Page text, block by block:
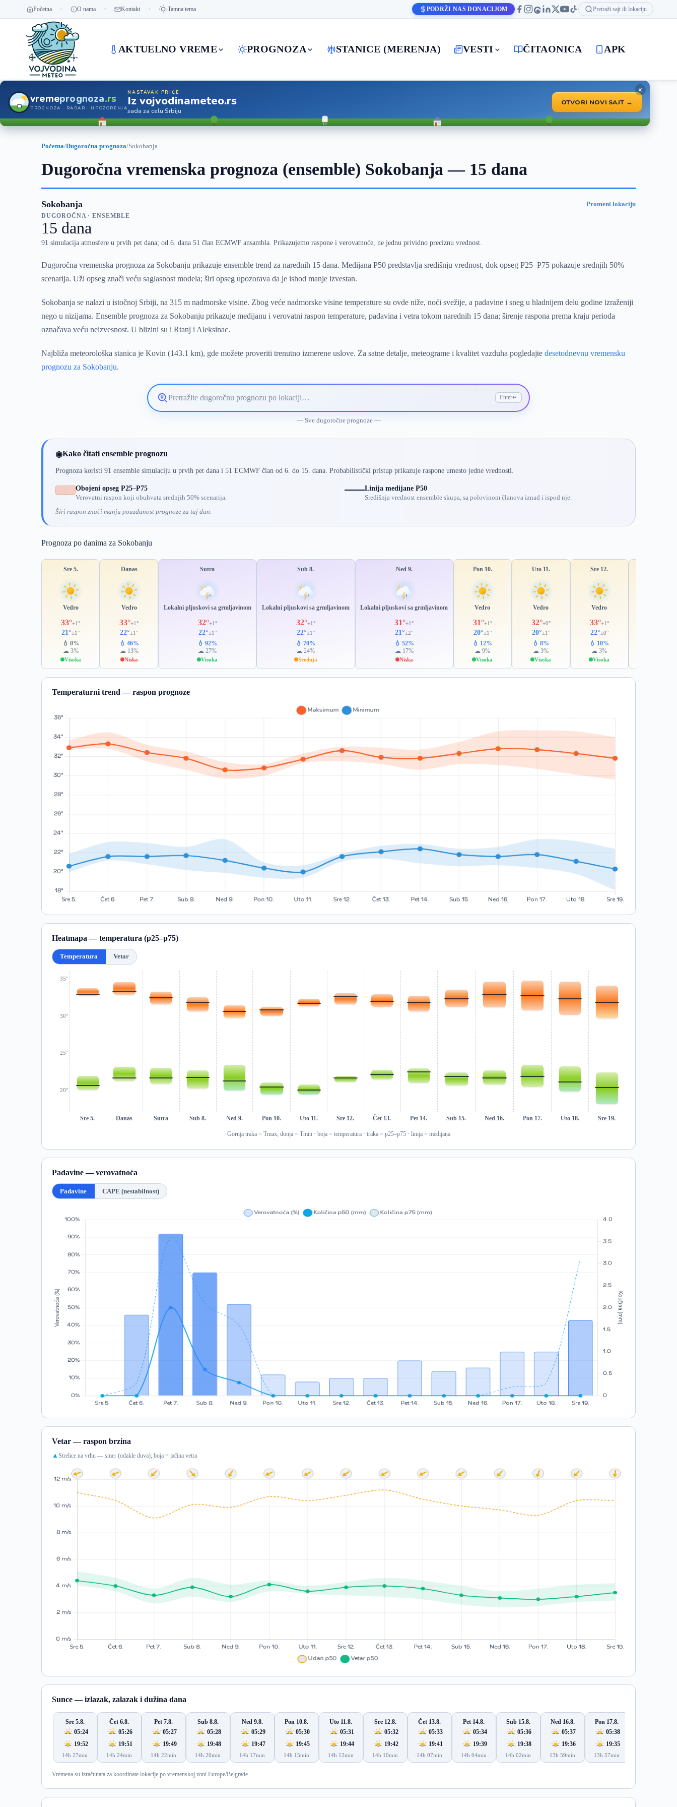
Početna O nama Kontakt Tamna tema PODRŽI NAS DONACIJOM Pretraži sajt ili lokaciju
AKTUELNO VREME PROGNOZA STANICE (MERENJA) VESTI ČITAONICA APK
vremeprognoza.rs
PROGNOZA · RADAR · UPOZORENJA
NASTAVAK PRIČE
Iz vojvodinameteo.rs
sada za celu Srbiju
OTVORI NOVI SAJT →
×
Početna/Dugoročna prognoza/Sokobanja
Dugoročna vremenska prognoza (ensemble) Sokobanja — 15 dana
Sokobanja Promeni lokaciju
DUGOROČNA · ENSEMBLE
15 dana
91 simulacija atmosfere u prvih pet dana; od 6. dana 51 član ECMWF ansambla. Prikazujemo raspone i verovatnoće, ne jednu prividno preciznu vrednost.
Dugoročna vremenska prognoza za Sokobanju prikazuje ensemble trend za narednih 15 dana. Medijana P50 predstavlja središnju vrednost, dok opseg P25–P75 pokazuje srednjih 50%
scenarija. Uži opseg znači veću saglasnost modela; širi opseg upozorava da je ishod manje izvestan.
Sokobanja se nalazi u istočnoj Srbiji, na 315 m nadmorske visine. Zbog veće nadmorske visine temperature su ovde niže, noći svežije, a padavine i sneg u hladnijem delu godine izraženiji
nego u nizijama. Ensemble prognoza za Sokobanju prikazuje medijanu i verovatni raspon temperature, padavina i vetra tokom narednih 15 dana; širenje raspona prema kraju perioda
označava veću neizvesnost. U blizini su i Rtanj i Aleksinac.
Najbliža meteorološka stanica je Kovin (143.1 km), gde možete proveriti trenutno izmerene uslove. Za satne detalje, meteograme i kvalitet vazduha pogledajtedesetodnevnu vremensku
prognozu za Sokobanju.
Pretražite
lokaciju
Enter↵
— Sve dugoročne prognoze —
◉Kako čitati ensemble prognozu
Prognoza koristi 91 ensemble simulaciju u prvih pet dana i 51 ECMWF član od 6. do 15. dana. Probabilistički pristup prikazuje raspone umesto jedne vrednosti.
Obojeni opseg P25–P75
Verovatni raspon koji obuhvata srednjih 50% scenarija.
Linija medijane P50
Središnja vrednost ensemble skupa, sa polovinom članova iznad i ispod nje.
Širi raspon znači manju pouzdanost prognoze za taj dan.
Prognoza po danima za Sokobanju
Sre 5.
Vedro
33°±1°
21°±1°
💧 0%
☁ 3%
Visoka
Danas
Vedro
33°±1°
22°±1°
💧 46%
☁ 13%
Niska
Sutra
Lokalni pljuskovi sa grmljavinom
32°±1°
22°±1°
💧 92%
☁ 27%
Visoka
Sub 8.
Lokalni pljuskovi sa grmljavinom
32°±1°
22°±1°
💧 70%
☁ 24%
Srednja
Ned 9.
Lokalni pljuskovi sa grmljavinom
31°±1°
21°±2°
💧 52%
☁ 17%
Niska
Pon 10.
Vedro
31°±1°
20°±1°
💧 12%
☁ 9%
Visoka
Uto 11.
Vedro
32°±0°
20°±1°
💧 8%
☁ 3%
Visoka
Sre 12.
Vedro
33°±1°
22°±0°
💧 10%
☁ 3%
Visoka
Temperaturni trend — raspon prognoze
Heatmapa — temperatura (p25–p75)
Temperatura Vetar
20°
25°
30°
35°
Sre 5. Danas Sutra Sub 8. Ned 9. Pon 10. Uto 11. Sre 12. Čet 13. Pet 14. Sub 15. Ned 16. Pon 17. Uto 18. Sre 19.
Gornja traka = Tmax, donja = Tmin · boja = temperatura · traka = p25–p75 · linija = medijana
Padavine — verovatnoća
Padavine CAPE (nestabilnost)
Vetar — raspon brzina
▲Strelice na vrhu — smer (odakle duva); boja = jačina vetra
Sunce — izlazak, zalazak i dužina dana
Sre 5.8.
05:24
19:52
14h 27min
Čet 6.8.
05:26
19:51
14h 24min
Pet 7.8.
05:27
19:49
14h 22min
Sub 8.8.
05:28
19:48
14h 20min
Ned 9.8.
05:29
19:47
14h 17min
Pon 10.8.
05:30
19:45
14h 15min
Uto 11.8.
05:31
19:44
14h 12min
Sre 12.8.
05:32
19:42
14h 10min
Čet 13.8.
05:33
19:41
14h 07min
Pet 14.8.
05:34
19:39
14h 04min
Sub 15.8.
05:36
19:38
14h 02min
Ned 16.8.
05:37
19:36
13h 59min
Pon 17.8.
05:38
19:35
13h 57min
Vremena su izračunata za koordinate lokacije po vremenskoj zoni Europe/Belgrade.